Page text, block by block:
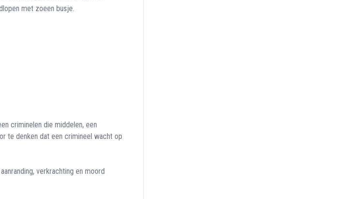
met zoeen busje.
criminelen die middelen, een
te denken dat een crimineel wacht op
verkrachting en moord